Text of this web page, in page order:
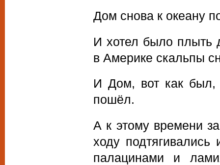
Дом снова к океану
И хотел было плыть
в Америке скальпы
И Дом, вот как был,
пошёл.
А к этому времени
ходу
палацинами и